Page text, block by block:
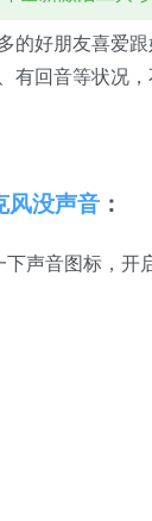
的好朋友喜爱
有回音等状况
风没声音 ：
下声音图标，开